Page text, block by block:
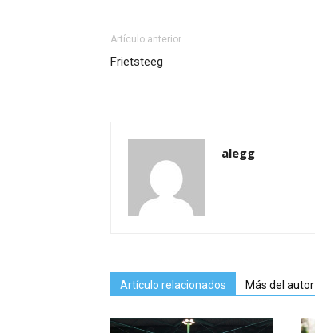
Artículo anterior
Frietsteeg
alegg
Artículo relacionados Más del autor